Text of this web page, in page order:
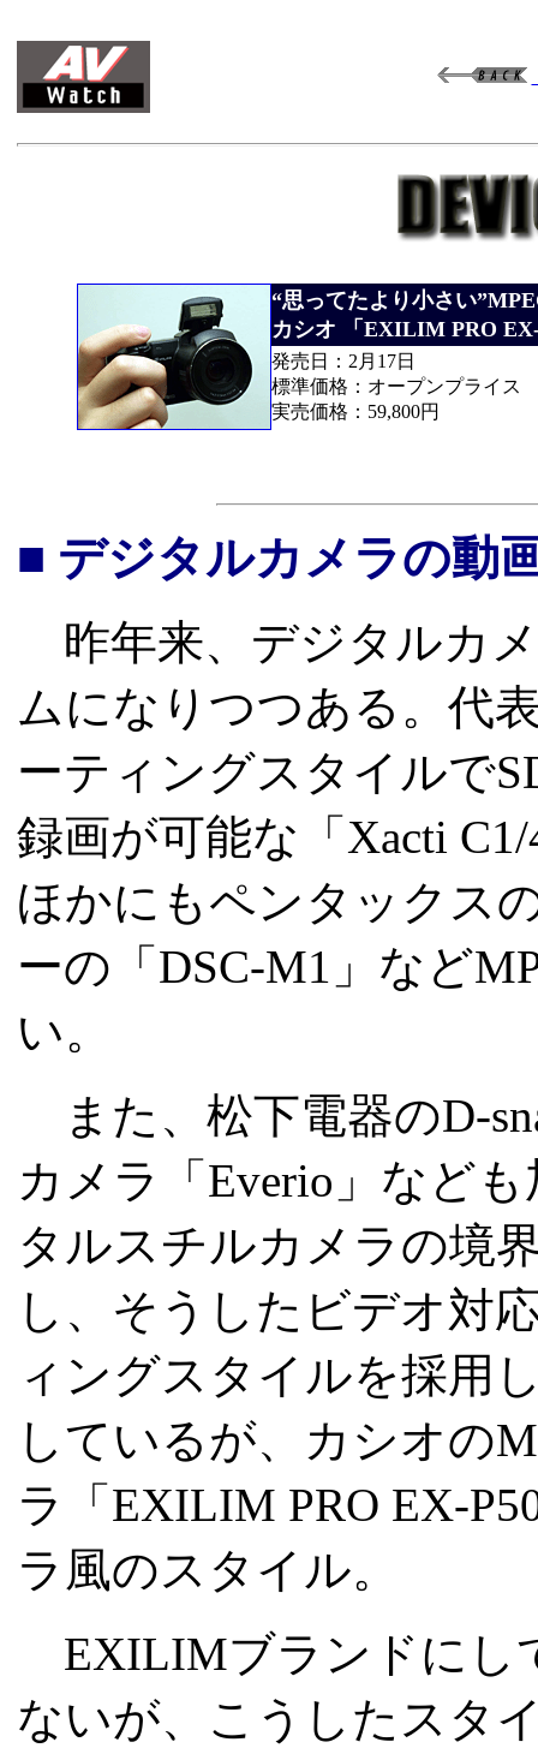
“思ってたより小さい
カシオ 「EXILIM PRO
発売日：2月17日
標準価格：オープンプライス
実売価格：59,800円
■ デジタルカメラの動
昨年来、デジタルカ
ムになりつつある。代
ーティングスタイルで
録画が可能な「Xacti
ほかにもペンタックス
ーの「DSC-M1」など
い。
また、松下電器のD-
カメラ「Everio」など
タルスチルカメラの境
し、そうしたビデオ対
ィングスタイルを採用
しているが、カシオの
ラ「EXILIM PRO EX-
ラ風のスタイル。
EXILIMブランドにし
ないが、こうしたスタ